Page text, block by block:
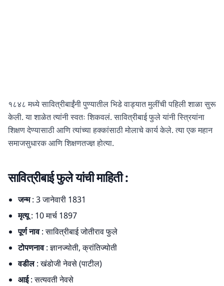
१८४८ मध्ये सावित्रीबाईंनी पुण्यातील भिडे वाड्यात मुलींची पहिली शाळा सुरू
केली. या शाळेत त्यांनी स्वतः शिकवलं. सावित्रीबाई फुले यांनी स्त्रियांना
शिक्षण देण्यासाठी आणि त्यांच्या हक्कांसाठी मोलाचे कार्य केले. त्या एक महान
समाजसुधारक आणि शिक्षणतज्ज्ञ होत्या.
सावित्रीबाई फुले यांची माहिती :
जन्म: 3 जानेवारी 1831
मृत्यू: 10 मार्च 1897
पूर्ण नाव: सावित्रीबाई जोतीराव फुले
टोपणनाव: ज्ञानज्योती, क्रांतिज्योती
वडील: खंडोजी नेवसे (पाटील)
आई: सत्यवती नेवसे